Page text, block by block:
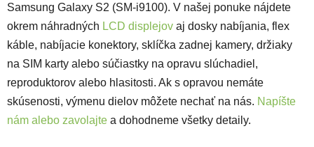
Samsung Galaxy S2 (SM-i9100). V našej ponuke nájdete
okrem náhradných LCD displejov aj dosky nabíjania, flex
káble, nabíjacie konektory, sklíčka zadnej kamery, držiaky
na SIM karty alebo súčiastky na opravu slúchadiel,
reproduktorov alebo hlasitosti. Ak s opravou nemáte
skúsenosti, výmenu dielov môžete nechať na nás. Napíšte
nám alebo zavolajte a dohodneme všetky detaily.